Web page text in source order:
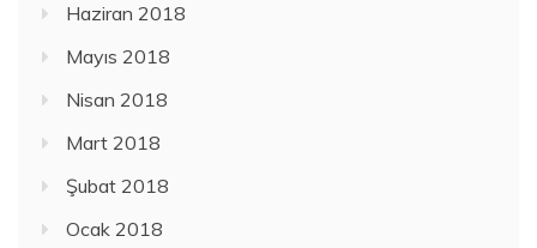
Haziran 2018
Mayıs 2018
Nisan 2018
Mart 2018
Şubat 2018
Ocak 2018